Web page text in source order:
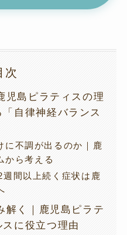
次
児島ピラティスの理
自律神経バランス
に不調が出るのか｜鹿
から考える
間以上続く症状は鹿
解く｜鹿児島ピラテ
に役立つ理由